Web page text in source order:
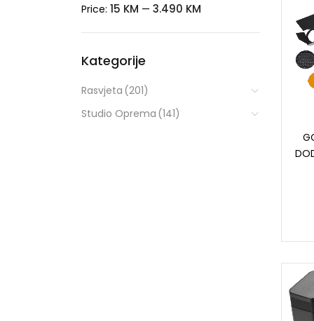
Price: 15 KM — 3.490 KM
Kategorije
Rasvjeta (201)
Studio Oprema (141)